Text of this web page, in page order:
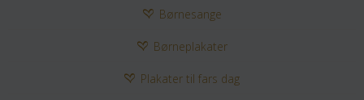
Børnesange
Børneplakater
Plakater til fars dag